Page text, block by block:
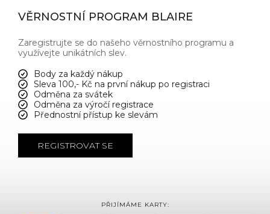
VĚRNOSTNÍ PROGRAM BLAIRE
Zaregistrujte se do našeho věrnostního programu a
využívejte unikátních slev.
Body za každý nákup
Sleva 100,- Kč na první nákup po registraci
Odměna za svátek
Odměna za výročí registrace
Přednostní přístup ke slevám
REGISTROVAT SE
PŘIJÍMÁME KARTY: